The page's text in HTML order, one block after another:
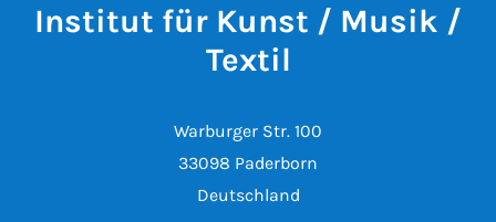
Institut für Kunst / Musik /
Textil
Warburger Str. 100
33098 Paderborn
Deutschland